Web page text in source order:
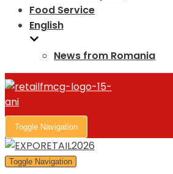
Food Service
English
News from Romania
Toggle Navigation
Toggle Navigation